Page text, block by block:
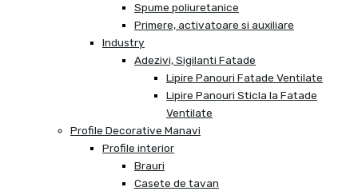
Spume poliuretanice
Primere, activatoare si auxiliare
Industry
Adezivi, Sigilanti Fatade
Lipire Panouri Fatade Ventilate
Lipire Panouri Sticla la Fatade
Ventilate
Profile Decorative Manavi
Profile interior
Brauri
Casete de tavan